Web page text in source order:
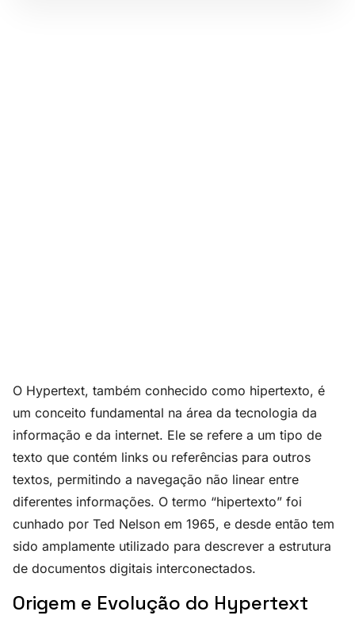
O Hypertext, também conhecido como hipertexto, é
um conceito fundamental na área da tecnologia da
informação e da internet. Ele se refere a um tipo de
texto que contém links ou referências para outros
textos, permitindo a navegação não linear entre
diferentes informações. O termo “hipertexto” foi
cunhado por Ted Nelson em 1965, e desde então tem
sido amplamente utilizado para descrever a estrutura
de documentos digitais interconectados.
Origem e Evolução do Hypertext